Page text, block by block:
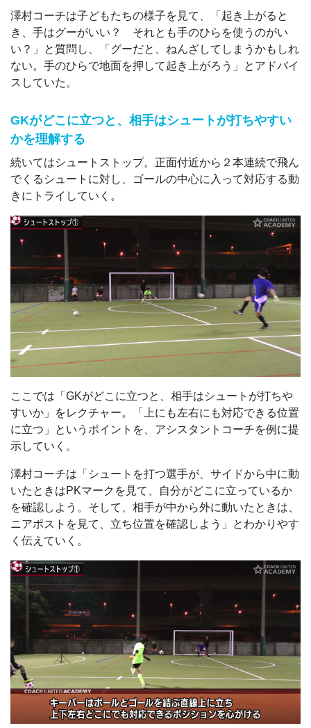
澤村コーチは子どもたちの様子を見て、「起き上がると
き、手はグーがいい？ それとも手のひらを使うのがい
い？」と質問し、「グーだと、ねんざしてしまうかもしれ
ない。手のひらで地面を押して起き上がろう」とアドバイ
スしていた。
GKがどこに立つと、相手はシュートが打ちやすい
かを理解する
続いてはシュートストップ。正面付近から２本連続で飛ん
でくるシュートに対し、ゴールの中心に入って対応する動
きにトライしていく。
ここでは「GKがどこに立つと、相手はシュートが打ちや
すいか」をレクチャー。「上にも左右にも対応できる位置
に立つ」というポイントを、アシスタントコーチを例に提
示していく。
澤村コーチは「シュートを打つ選手が、サイドから中に動
いたときはPKマークを見て、自分がどこに立っているか
を確認しよう。そして、相手が中から外に動いたときは、
ニアポストを見て、立ち位置を確認しよう」とわかりやす
く伝えていく。